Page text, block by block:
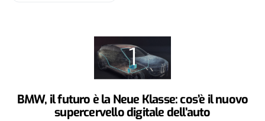
BMW, il futuro è la Neue Klasse: cos’è il nuovo
supercervello digitale dell’auto